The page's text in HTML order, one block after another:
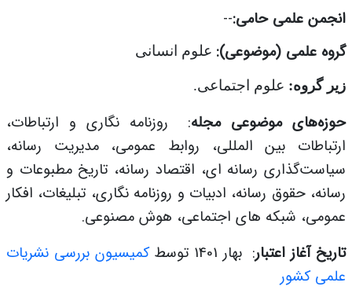
انجمن علمی حامی:
--
گروه علمی (موضوعی): علوم انسانی
زیر گروه: علوم اجتماعی.
حوزه‌های موضوعی مجله: روزنامه نگاری و ارتباطات،
ارتباطات بین المللی، روابط عمومی، مدیریت رسانه،
سیاست‌گذاری رسانه ای، اقتصاد رسانه، تاریخ مطبوعات و
رسانه، حقوق رسانه، ادبیات و روزنامه نگاری، تبلیغات، افکار
عمومی، شبکه های اجتماعی، هوش مصنوعی.
تاریخ آغاز اعتبار: بهار 1401 توسط
کمیسیون بررسی نشریات
علمی کشور